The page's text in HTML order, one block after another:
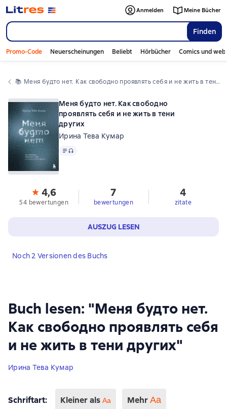
Finden
Anmelden Meine Bücher
Promo-Code Neuerscheinungen Beliebt Hörbücher Comics und
📚 Меня будто нет. Как свободно проявлять себя и не жить в тени других
Buch lesen: "Меня будто нет.
Как свободно проявлять себя
и не жить в тени других"
Ирина Тева Кумар
Schriftart: Kleiner als Aa Mehr Аа
Меня будто нет. Как свободно
проявлять себя и не жить в тени
других
Ирина Тева Кумар
Text, Audioformat verfügbar
4,6
54 bewertungen
7
bewertungen
4
zitate
AUSZUG LESEN
Noch 2 Versionen des Buchs